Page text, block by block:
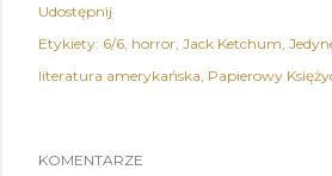
Udostępnij
Etykiety: 6/6 horror Jack Ketchum
literatura amerykańska Papierowy
KOMENTARZE